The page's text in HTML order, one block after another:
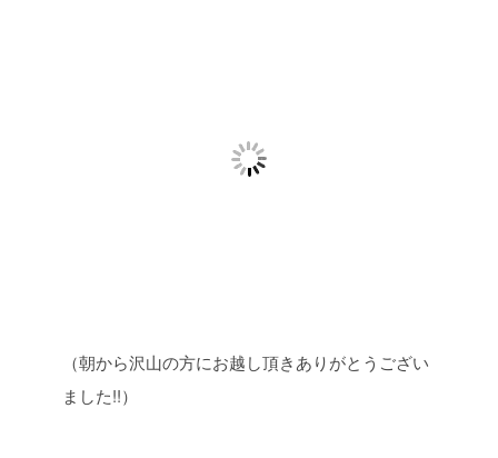
（朝から沢山の方にお越し頂きありがとうござい
ました!!）